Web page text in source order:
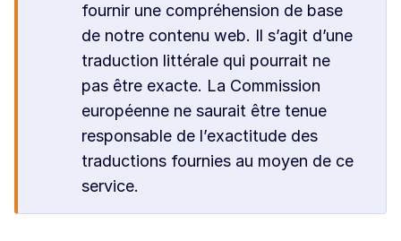
fournir une compréhension de base
de notre contenu web. Il s’agit d’une
traduction littérale qui pourrait ne
pas être exacte. La Commission
européenne ne saurait être tenue
responsable de l’exactitude des
traductions fournies au moyen de ce
service.